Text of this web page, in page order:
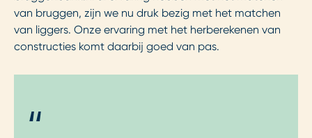
van bruggen, zijn we nu druk bezig met het matchen
van liggers. Onze ervaring met het herberekenen van
constructies komt daarbij goed van pas.
"